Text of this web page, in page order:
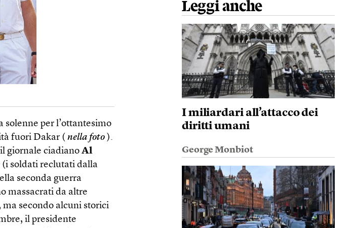
solenne per l’ottantesimo
fuori Dakar (nella foto ).
giornale ciadianoAl
(i soldati reclutati dalla
seconda guerra
massacrati da altre
secondo alcuni storici
il presidente
Leggi anche
I miliardari all’attacco dei
diritti umani
George Monbiot